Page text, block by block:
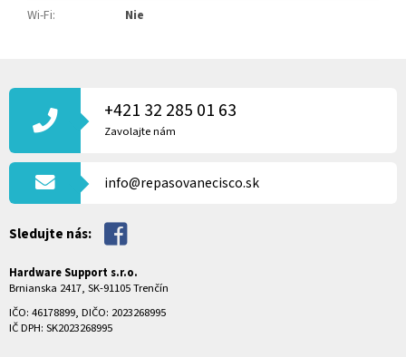
Wi-Fi: Nie
Á
T
+421 32 285 01 63
Zavolajte nám
info@repasovanecisco.sk
Sledujte nás:
Hardware Support s.r.o.
Brnianska 2417, SK-91105 Trenčín
IČO: 46178899, DIČO: 2023268995
IČ DPH: SK2023268995